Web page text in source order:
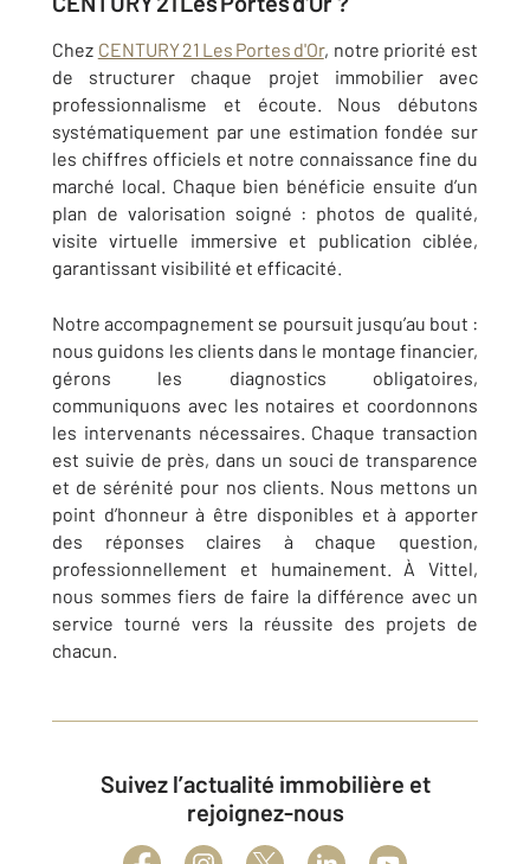
Chez CENTURY 21 Les Portes d'Or, notre priorité est
de structurer chaque projet immobilier avec
professionnalisme et écoute. Nous débutons
systématiquement par une estimation fondée sur
les chiffres officiels et notre connaissance fine du
marché local. Chaque bien bénéficie ensuite d’un
plan de valorisation soigné : photos de qualité,
visite virtuelle immersive et publication ciblée,
garantissant visibilité et efficacité.
Notre accompagnement se poursuit jusqu’au bout :
nous guidons les clients dans le montage financier,
gérons les diagnostics obligatoires,
communiquons avec les notaires et coordonnons
les intervenants nécessaires. Chaque transaction
est suivie de près, dans un souci de transparence
et de sérénité pour nos clients. Nous mettons un
point d’honneur à être disponibles et à apporter
des réponses claires à chaque question,
professionnellement et humainement. À Vittel,
nous sommes fiers de faire la différence avec un
service tourné vers la réussite des projets de
chacun.
Suivez l’actualité immobilière et
rejoignez-nous